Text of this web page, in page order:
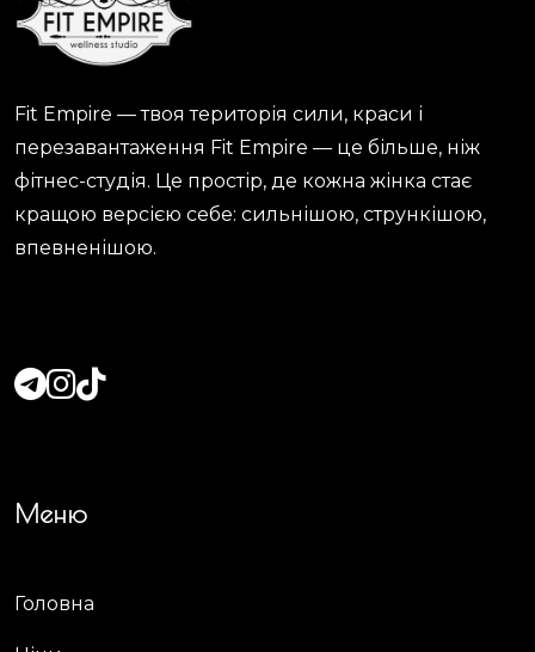
Fit Empire — твоя територія сили, краси і
перезавантаження Fit Empire — це більше, ніж
фітнес-студія. Це простір, де кожна жінка стає
кращою версією себе: сильнішою, стрункішою,
впевненішою.
Меню
Головна